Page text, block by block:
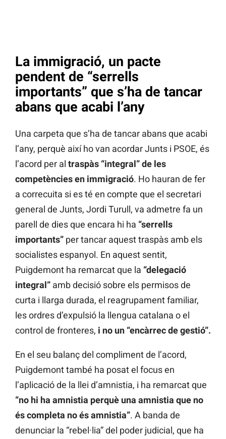
La immigració, un pacte
pendent de “serrells
importants” que s’ha de tancar
abans que acabi l’any
Una carpeta que s’ha de tancar abans que acabi
l’any, perquè així ho van acordar Junts i PSOE, és
l’acord per al traspàs “integral” de les
competències en immigració. Ho hauran de fer
a correcuita si es té en compte que el secretari
general de Junts, Jordi Turull, va admetre fa un
parell de dies que encara hi ha “serrells
importants” per tancar aquest traspàs amb els
socialistes espanyol. En aquest sentit,
Puigdemont ha remarcat que la “delegació
integral” amb decisió sobre els permisos de
curta i llarga durada, el reagrupament familiar,
les ordres d’expulsió la llengua catalana o el
control de fronteres, i no un “encàrrec de gestió”.
En el seu balanç del compliment de l’acord,
Puigdemont també ha posat el focus en
l’aplicació de la llei d’amnistia, i ha remarcat que
“no hi ha amnistia perquè una amnistia que no
és completa no és amnistia”. A banda de
denunciar la “rebel·lia” del poder judicial, que ha